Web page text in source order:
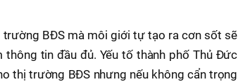
trường BĐS mà môi giới tự tạo ra cơn sốt sẽ
tin đầu đủ. Yếu tố thành phố Thủ Đức
thị trường BĐS nhưng nếu không cẩn trọng